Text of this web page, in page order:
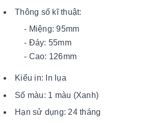
Thông số kĩ thuật:
- Miệng: 95mm
- Đáy: 55mm
- Cao: 126mm
Kiểu in: In lụa
Số màu: 1 màu (Xanh)
Hạn sử dụng: 24 tháng